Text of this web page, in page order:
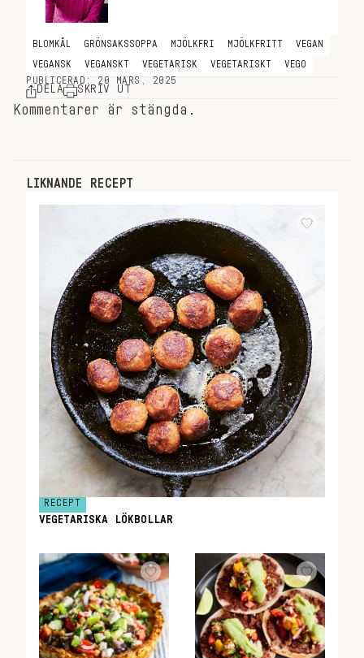
BLOMKÅL GRÖNSAKSSOPPA MJÖLKFRI MJÖLKFRITT VEGAN
VEGANSK VEGANSKT VEGETARISK VEGETARISKT
VEGO
PUBLICERAD: 20 MARS, 2025
DELA SKRIV UT
Kommentarer är stängda.
LIKNANDE RECEPT
RECEPT
VEGETARISKA LÖKBOLLAR